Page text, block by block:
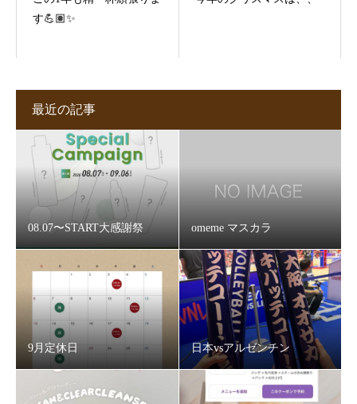
す💪🏽✨
最近の記事
08.07〜START大感謝祭 omeme マスカラ
9月定休日 日本vsアルゼンチン